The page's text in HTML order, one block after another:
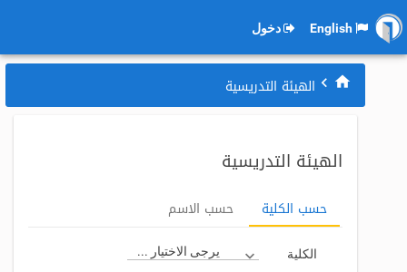
دخول
الهيئة التدريسية
الهيئة التدريسية
حسب الكلية حسب الاسم
الكلية يرجى الاختيار ...